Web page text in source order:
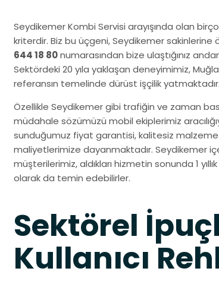
Seydikemer Kombi Servisi arayışında olan
kriterdir. Biz bu üçgeni, Seydikemer sakinlerine
644 18 80numarasından bize ulaştığınız
Sektördeki 20 yıla yaklaşan deneyimimiz,
referansın temelinde dürüst işçilik yatmaktadır.
Özellikle Seydikemer gibi trafiğin ve zaman
müdahale sözümüzü mobil ekiplerimiz
sunduğumuz fiyat garantisi, kalitesiz
maliyetlerimize dayanmaktadır. Seydikemer
müşterilerimiz, aldıkları hizmetin sonunda 1
olarak da temin edebilirler.
Sektörel
Kullanıcı